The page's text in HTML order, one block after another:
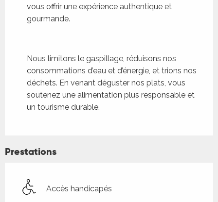
vous offrir une expérience authentique et
gourmande.
Nous limitons le gaspillage, réduisons nos
consommations d’eau et d’énergie, et trions nos
déchets. En venant déguster nos plats, vous
soutenez une alimentation plus responsable et
un tourisme durable.
Prestations
Accès handicapés